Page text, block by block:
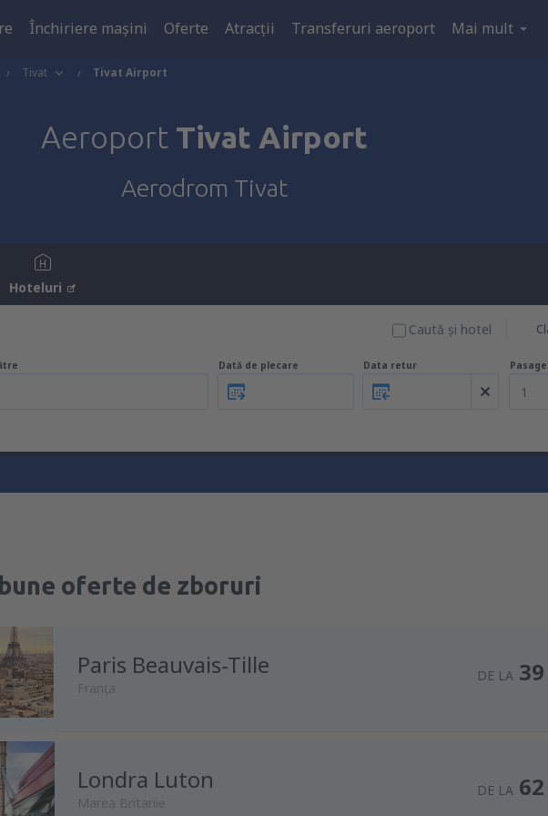
Închiriere mașini Oferte Atracţii Transferuri aeroport Mai mult
Tivat Tivat Airport
Aeroport Tivat Airport
Aerodrom Tivat
Hoteluri
Caută şi hotel
Dată de plecare Data retur
1
oferte de zboruri
Paris Beauvais-Tille
Franţa
DE LA 39
Londra Luton
Marea Britanie
DE LA 62